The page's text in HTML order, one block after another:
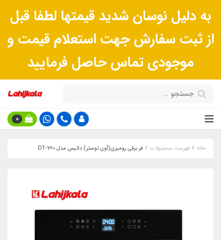
به دلیل نوسان شدید قیمتها لطفا قبل
از ثبت سفارش جهت استعلام قیمت و
موجودی تماس حاصل فرمایید
0
خانه فهرست محصولات فر برقی رومیزی(آون توستر) داتیس مدل DT-720